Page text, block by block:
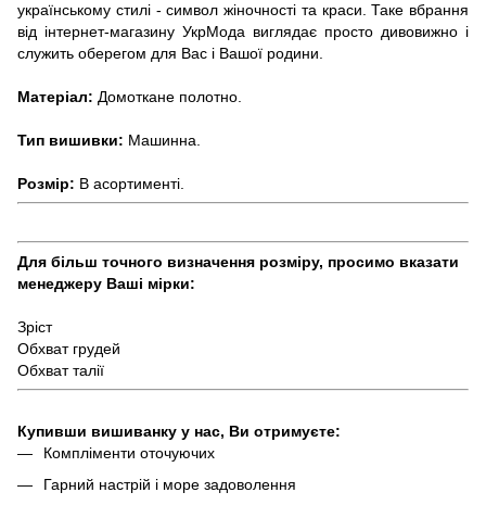
українському стилі - символ жіночності та краси. Таке вбрання
від інтернет-магазину УкрМода виглядає просто дивовижно і
служить оберегом для Вас і Вашої родини.
Матеріал: Домоткане полотно.
Тип вишивки: Машинна.
Розмір: В асортименті.
Для більш точного визначення розміру, просимо вказати
менеджеру Ваші мірки:
Зріст
Обхват грудей
Обхват талії
Купивши вишиванку у нас, Ви отримуєте:
Компліменти оточуючих
Гарний настрій і море задоволення